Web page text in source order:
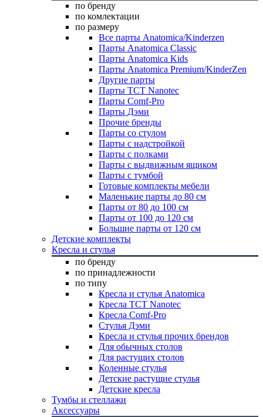
по бренду
по комлектации
по размеру
Все парты Anatomica/Kinderzen
Парты Anatomica Classic
Парты Anatomica Kids
Парты Anatomica Premium/KinderZen
Другие парты
Парты TCT Nanotec
Парты Comf-Pro
Парты Дэми
Прочие бренды
Парты со стулом
Парты с надстройкой
Парты с полками
Парты с выдвижным ящиком
Парты с тумбой
Готовые комплекты мебели
Маленькие парты до 80 см
Парты от 80 до 100 см
Парты от 100 до 120 см
Большие парты от 120 см
Детские комплекты
Кресла и стулья
по бренду
по принадлежности
по типу
Кресла и стулья Anatomica
Кресла TCT Nanotec
Кресла Comf-Pro
Стулья Дэми
Кресла и стулья прочих брендов
Для обычных столов
Для растущих столов
Коленные стулья
Детские растущие стулья
Детские кресла
Тумбы и стеллажи
Аксессуары